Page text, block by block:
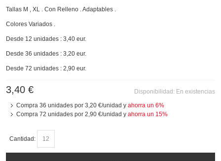
Tallas M , XL . Con Relleno . Adaptables .
Colores Variados .
Desde 12 unidades : 3,40 eur.
Desde 36 unidades : 3,20 eur.
Desde 72 unidades : 2,90 eur.
Disponibilidad: En existencias
3,40 €
Compra 36 unidades por 3,20 €/unidad y ahorra un 6%
Compra 72 unidades por 2,90 €/unidad y ahorra un 15%
Cantidad: